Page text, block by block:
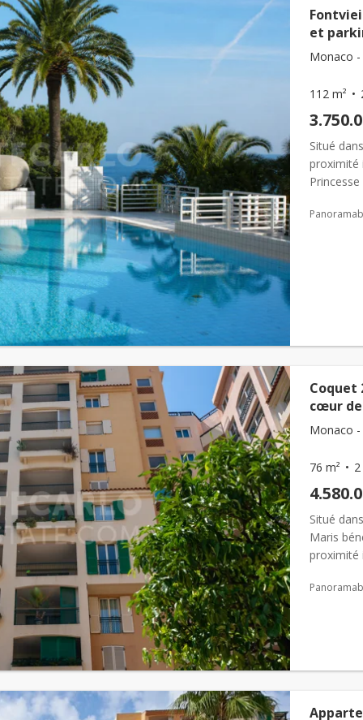
et
Monaco
112 m²
Situé
proximité
Coquet
cœur
Monaco
76 m²
Situé
Maris
proximité